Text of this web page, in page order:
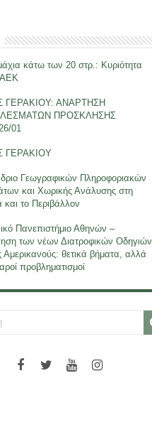
κάτω των 20 στρ.: Κυριότητα
ΓΕΡΑΚΙΟΥ: ΑΝΑΡΤΗΣΗ
ΠΡΟΣΚΛΗΣΗΣ
01
ΓΕΡΑΚΙΟΥ
Γεωγραφικών Πληροφοριακών
και Χωρικής Ανάλυσης στη
και το Περιβάλλον
Πανεπιστήμιο Αθηνών –
των νέων Διατροφικών Οδηγιών
Αμερικανούς: θετικά βήματα, αλλά
προβληματισμοί